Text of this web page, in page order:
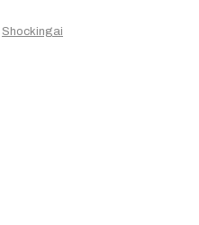
Shockingai